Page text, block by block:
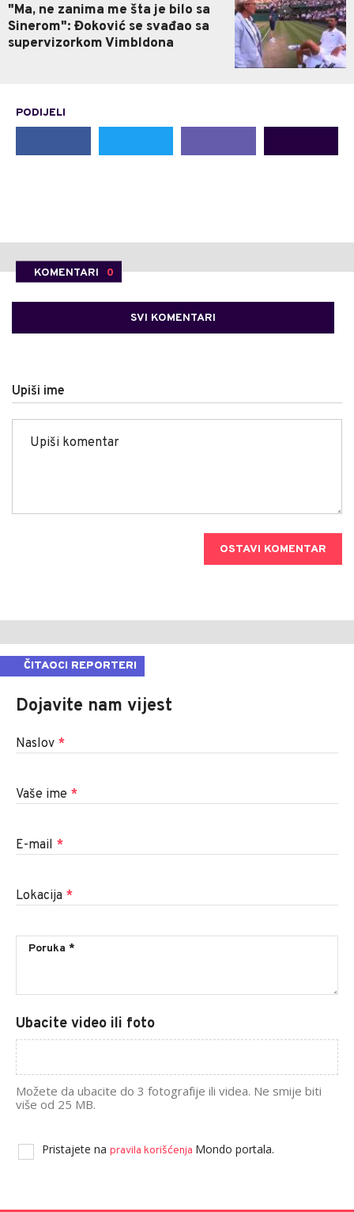
"Ma, ne zanima me šta je bilo sa
Sinerom": Đoković se svađao sa
supervizorkom Vimbldona
PODIJELI
KOMENTARI 0
SVI KOMENTARI
Upiši ime
OSTAVI KOMENTAR
ČITAOCI REPORTERI
Dojavite nam vijest
Naslov *
Vaše ime *
E-mail *
Lokacija *
Ubacite video ili foto
Možete da ubacite do 3 fotografije ili videa. Ne smije biti
više od 25 MB.
Pristajete na pravila korišćenja Mondo portala.